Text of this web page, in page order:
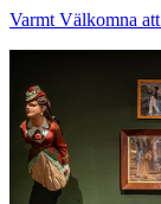
Varmt Välkomna